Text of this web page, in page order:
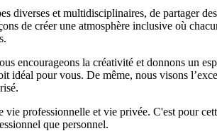
diverses et multidisciplinaires, de partager
de créer une atmosphère inclusive où
encourageons la créativité et donnons un
pour vous. De même, nous visons
professionnelle et vie privée. C'est pour
que personnel.